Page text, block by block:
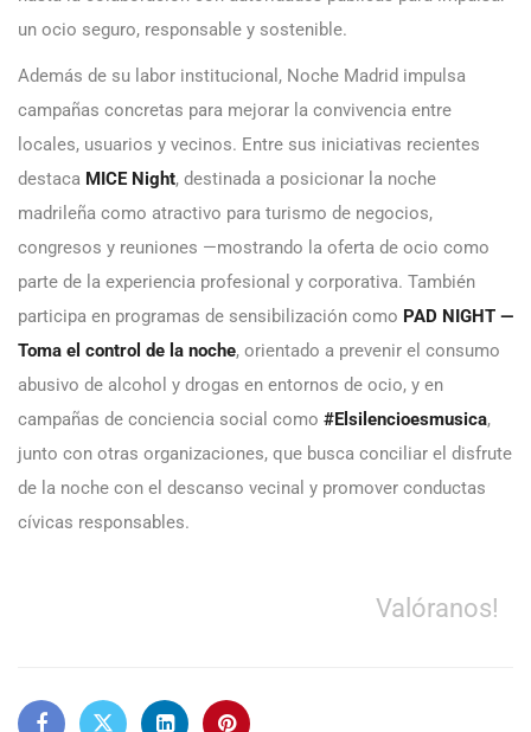
un ocio seguro, responsable y sostenible.
Además de su labor institucional, Noche Madrid impulsa
campañas concretas para mejorar la convivencia entre
locales, usuarios y vecinos. Entre sus iniciativas recientes
destaca MICE Night, destinada a posicionar la noche
madrileña como atractivo para turismo de negocios,
congresos y reuniones —mostrando la oferta de ocio como
parte de la experiencia profesional y corporativa. También
participa en programas de sensibilización como PAD NIGHT —
Toma el control de la noche, orientado a prevenir el consumo
abusivo de alcohol y drogas en entornos de ocio, y en
campañas de conciencia social como #Elsilencioesmusica,
junto con otras organizaciones, que busca conciliar el disfrute
de la noche con el descanso vecinal y promover conductas
cívicas responsables.
Valóranos!